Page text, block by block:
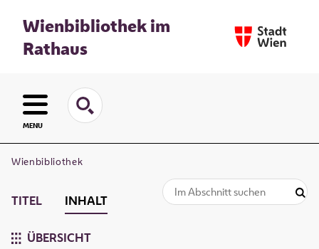
Wienbibliothek im
Rathaus
MENU
Wienbibliothek
TITEL INHALT
ÜBERSICHT